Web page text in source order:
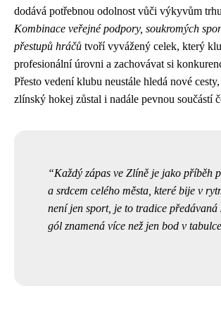
dodává potřebnou odolnost vůči výkyvům
Kombinace veřejné podpory, soukromých
přestupů hráčů tvoří vyvážený celek, který
profesionální úrovni a zachovávat si
Přesto vedení klubu neustále hledá nové
zlínský hokej zůstal i nadále pevnou součástí
Každý zápas ve Zlíně je jako příběh
a srdcem celého města, které bije v
není jen sport, je to tradice předávaná
gól znamená více než jen bod v